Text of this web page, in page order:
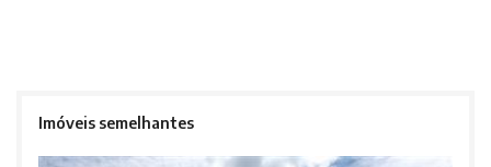
Imóveis semelhantes